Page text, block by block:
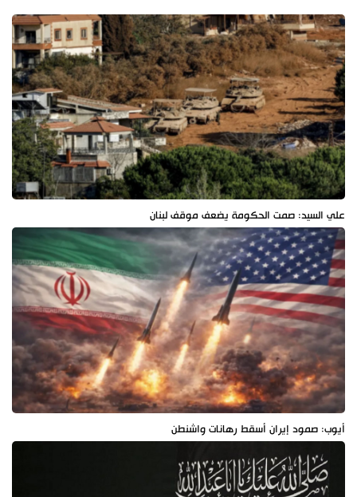
علي السيد: صمت الحكومة يضعف موقف لبنان
أيوب: صمود إيران أسقط رهانات واشنطن